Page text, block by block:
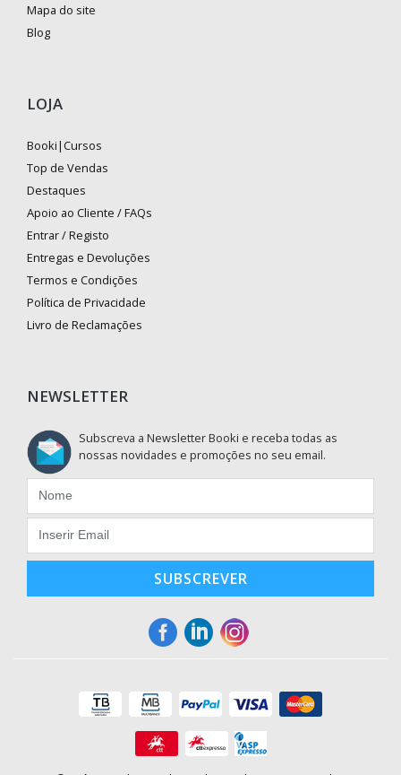
Mapa do site
Blog
LOJA
Booki|Cursos
Top de Vendas
Destaques
Apoio ao Cliente / FAQs
Entrar / Registo
Entregas e Devoluções
Termos e Condições
Política de Privacidade
Livro de Reclamações
NEWSLETTER
Subscreva a Newsletter Booki e receba todas as
nossas novidades e promoções no seu email.
SUBSCREVER